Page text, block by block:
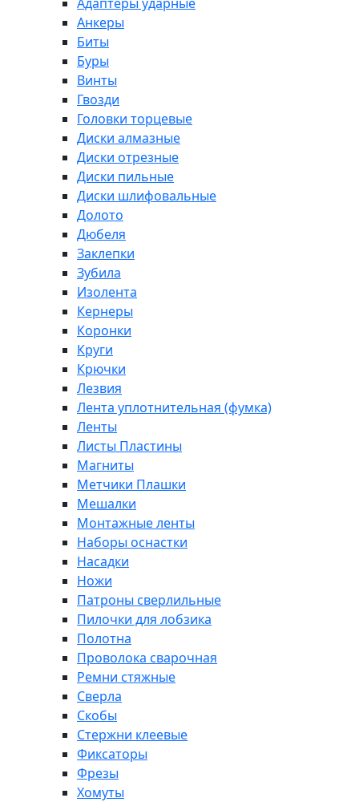
Анкеры
Биты
Буры
Винты
Гвозди
Головки торцевые
Диски алмазные
Диски отрезные
Диски пильные
Диски шлифовальные
Долото
Дюбеля
Заклепки
Зубила
Изолента
Кернеры
Коронки
Круги
Крючки
Лезвия
Лента уплотнительная (фумка)
Ленты
Листы Пластины
Магниты
Метчики Плашки
Мешалки
Монтажные ленты
Наборы оснастки
Насадки
Ножи
Патроны сверлильные
Пилочки для лобзика
Полотна
Проволока сварочная
Ремни стяжные
Сверла
Скобы
Стержни клеевые
Фиксаторы
Фрезы
Хомуты